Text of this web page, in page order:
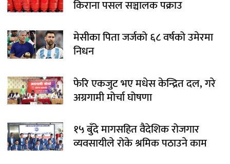
किराना पसल सञ्चालक पक्राउ
मेसीका पिता जर्जको ६८ वर्षको उमेरमा
निधन
फेरि एकजुट भए मधेस केन्द्रित दल, गरे
अग्रगामी मोर्चा घोषणा
१५ बुँदे मागसहित वैदेशिक रोजगार
व्यवसायीले रोके श्रमिक पठाउने काम